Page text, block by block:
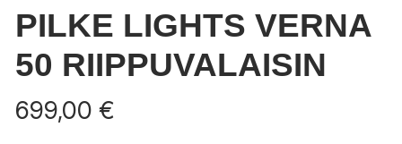
PILKE LIGHTS VERNA
50 RIIPPUVALAISIN
699,00 €